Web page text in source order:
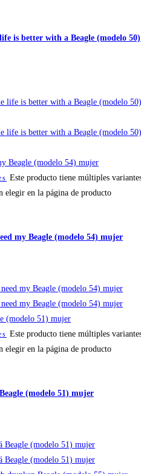
is better with a Beagle (modelo 50)
Este producto tiene múltiples
elegir en la página de producto
my Beagle (modelo 54) mujer
Este producto tiene múltiples
elegir en la página de producto
(modelo 51) mujer